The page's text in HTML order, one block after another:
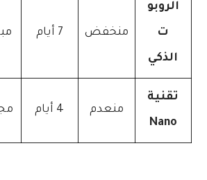
الروبو
ت
الذكي
منخفض 7 أيام
تقنية
Nano
منعدم 4 أيام